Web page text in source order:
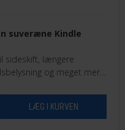
suveræne Kindle
sideskift, længere
og meget mere.